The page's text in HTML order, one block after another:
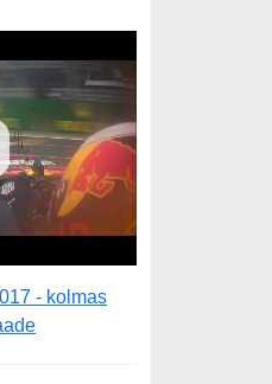
- kolmas